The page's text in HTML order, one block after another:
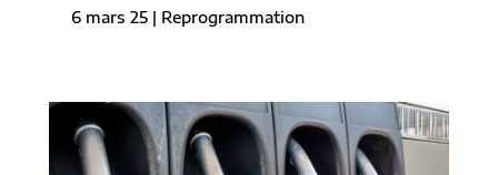
6 mars 25| Reprogrammation